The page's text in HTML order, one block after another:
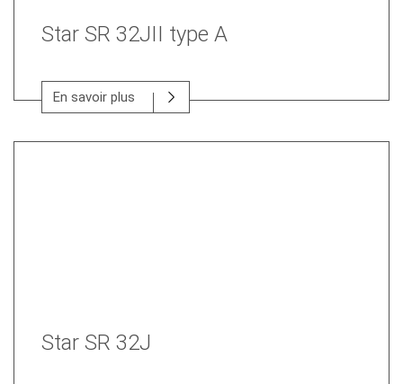
Star SR 32JII type A
En savoir plus
Star SR 32J